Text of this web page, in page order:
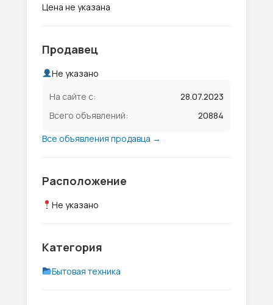
Цена не указана
Продавец
Не указано
На сайте с:
28.07.2023
Всего объявлений:
20884
Все объявления продавца →
Расположение
Не указано
Категория
Бытовая техника